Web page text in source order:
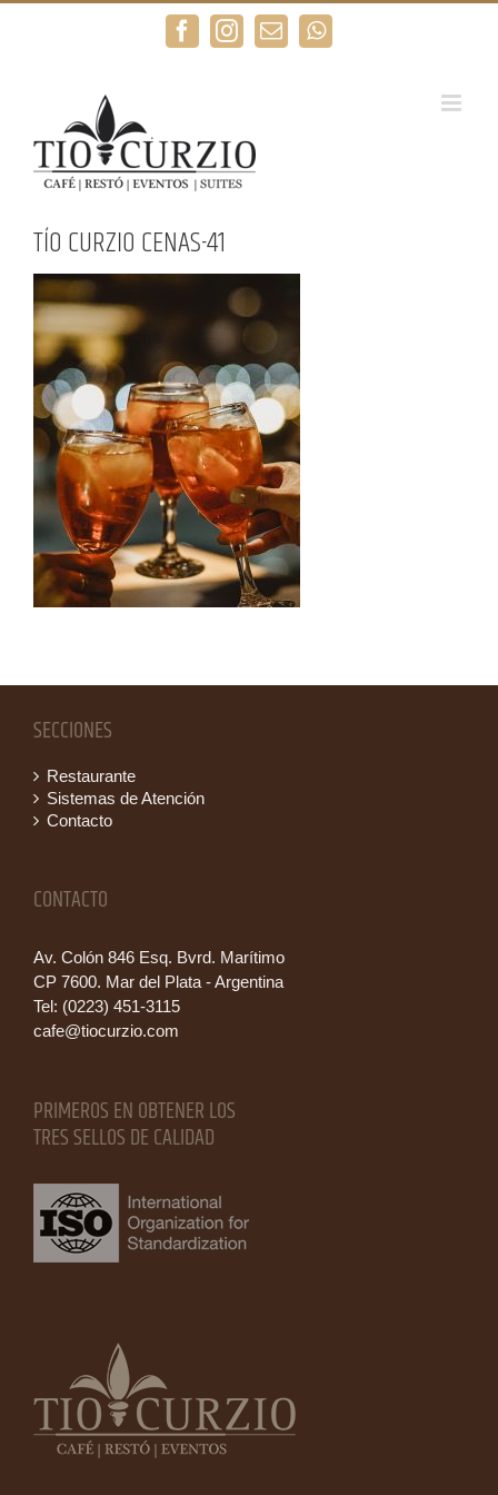
Facebook
Instagram
Correo
electrónico
WhatsApp
TÍO CURZIO CENAS-41
SECCIONES
Restaurante
Sistemas de Atención
Contacto
CONTACTO
Av. Colón 846 Esq. Bvrd. Marítimo
CP 7600. Mar del Plata - Argentina
Tel: (0223) 451-3115
cafe@tiocurzio.com
PRIMEROS EN OBTENER LOS
TRES SELLOS DE CALIDAD